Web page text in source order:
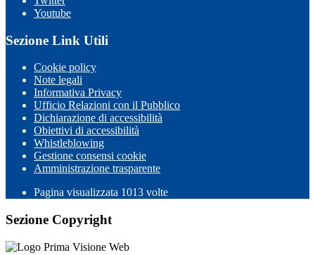
Youtube
Sezione Link Utili
Cookie policy
Note legali
Informativa Privacy
Ufficio Relazioni con il Pubblico
Dichiarazione di accessibilità
Obiettivi di accessibilità
Whistleblowing
Gestione consensi cookie
Amministrazione trasparente
Pagina visualizzata 1013 volte
Sezione Copyright